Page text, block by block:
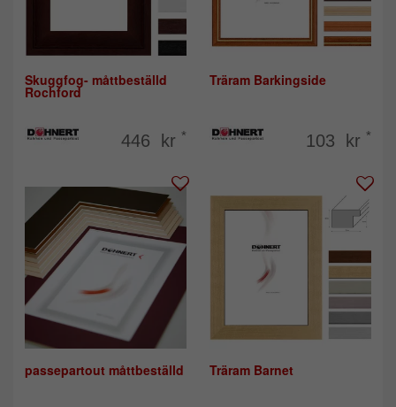
Skuggfog- måttbeställd
Rochford
446 kr *
Träram Barkingside
103 kr *
passepartout måttbeställd Träram Barnet